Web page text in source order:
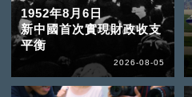
1952年8月6日
新中國首次實現財政收支
平衡
2026-08-05